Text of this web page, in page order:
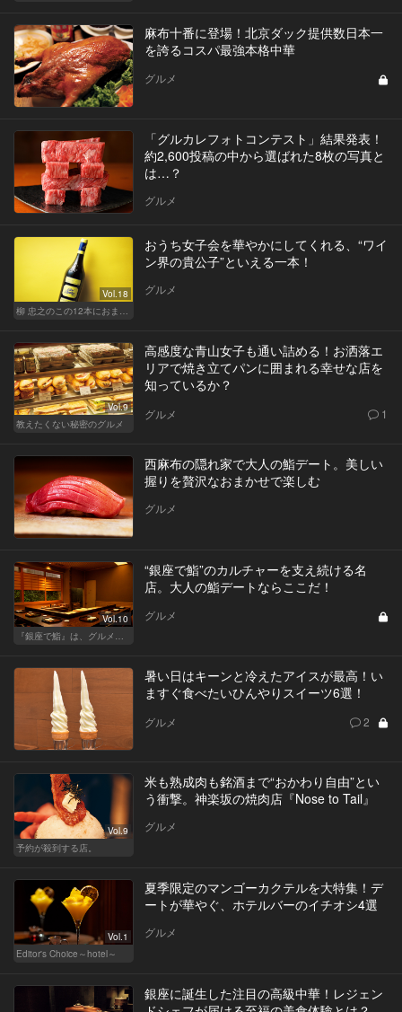
麻布十番に登場！北京ダック提供数日本一
を誇るコスパ最強本格中華
グルメ
「グルカレフォトコンテスト」結果発表！
約2,600投稿の中から選ばれた8枚の写真と
は…？
グルメ
Vol.18
柳 忠之のこの12本におまかせ
おうち女子会を華やかにしてくれる、“ワイ
ン界の貴公子”といえる一本！
グルメ
Vol.9
教えたくない秘密のグルメ
高感度な青山女子も通い詰める！お洒落エ
リアで焼き立てパンに囲まれる幸せな店を
知っているか？
グルメ 1
西麻布の隠れ家で大人の鮨デート。美しい
握りを贅沢なおまかせで楽しむ
グルメ
Vol.10
“銀座で鮨”のカルチャーを支え続ける名
店。大人の鮨デートならここだ！
グルメ
暑い日はキーンと冷えたアイスが最高！い
ますぐ食べたいひんやりスイーツ6選！
グルメ 2
Vol.9
予約が殺到する店。
米も熟成肉も銘酒まで“おかわり自由”とい
う衝撃。神楽坂の焼肉店『Nose to Tail』
グルメ
Vol.1
Editor's Choice～hotel～
夏季限定のマンゴーカクテルを大特集！デ
ートが華やぐ、ホテルバーのイチオシ4選
グルメ
銀座に誕生した注目の高級中華！レジェン